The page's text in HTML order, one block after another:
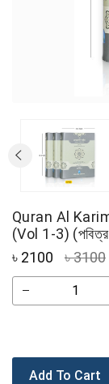
Quran Al
(Vol 1-3)
৳ 2100 ৳ 3100
Add To Cart